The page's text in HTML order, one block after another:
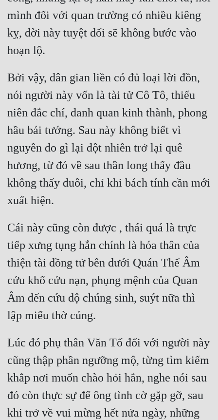
mình đối với quan trường có nhiều kiêng
kỵ, đời này tuyệt đối sẽ không bước vào
Bởi vậy, dân gian liền có đủ loại lời đồn,
nói người này vốn là tài tử Cô Tô, thiếu
niên đắc chí, danh quan kinh thành, phong
hầu bái tướng. Sau này không biết vì
nguyên do gì lại đột nhiên trở lại quê
hương, từ đó về sau thần long thấy đầu
không thấy đuôi, chỉ khi bách tính cần mới
Cái này cũng còn được , thái quá là trực
tiếp xưng tụng hắn chính là hóa thân của
thiện tài đồng tử bên dưới Quán Thế Âm
cứu khổ cứu nạn, phụng mệnh của Quan
Âm đến cứu độ chúng sinh, suýt nữa thì
Lúc đó phụ thân Văn Tố đối với người này
cũng thập phần ngưỡng mộ, từng tìm kiếm
khắp nơi muốn chào hỏi hắn, nghe nói sau
đó còn thực sự để ông tình cờ gặp gỡ, sau
khi trở về vui mừng hết nửa ngày, những